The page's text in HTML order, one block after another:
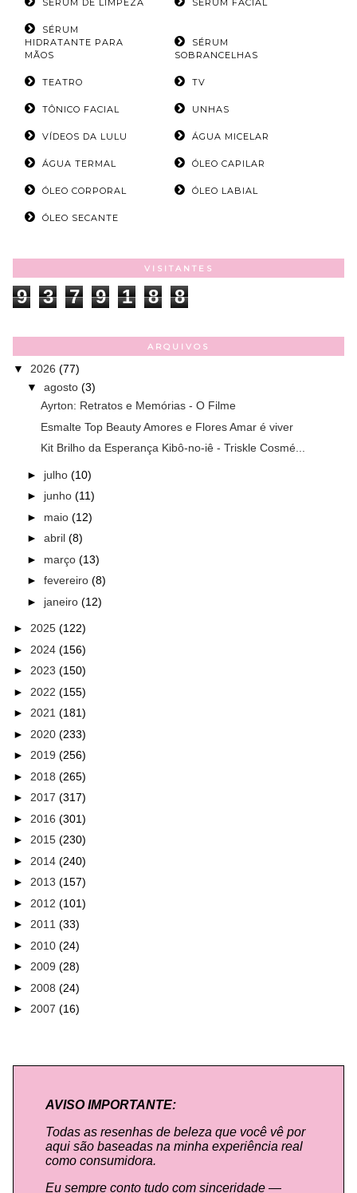
SÉRUM DE LIMPEZA SÉRUM FACIAL
SÉRUM
HIDRATANTE PARA
MÃOS
SÉRUM
SOBRANCELHAS
TEATRO TV
TÔNICO FACIAL UNHAS
VÍDEOS DA LULU ÁGUA MICELAR
ÁGUA TERMAL ÓLEO CAPILAR
ÓLEO CORPORAL ÓLEO LABIAL
ÓLEO SECANTE
VISITANTES
9 3 7 9 1 8 8
ARQUIVOS
▼ 2026 (77)
▼ agosto (3)
Ayrton: Retratos e Memórias - O Filme
Esmalte Top Beauty Amores e Flores Amar é viver
Kit Brilho da Esperança Kibô-no-iê - Triskle Cosmé...
► julho (10)
► junho (11)
► maio (12)
► abril (8)
► março (13)
► fevereiro (8)
► janeiro (12)
► 2025 (122)
► 2024 (156)
► 2023 (150)
► 2022 (155)
► 2021 (181)
► 2020 (233)
► 2019 (256)
► 2018 (265)
► 2017 (317)
► 2016 (301)
► 2015 (230)
► 2014 (240)
► 2013 (157)
► 2012 (101)
► 2011 (33)
► 2010 (24)
► 2009 (28)
► 2008 (24)
► 2007 (16)
AVISO IMPORTANTE:
Todas as resenhas de beleza que você vê por
aqui são baseadas na minha experiência real
como consumidora.
Eu sempre conto tudo com sinceridade —